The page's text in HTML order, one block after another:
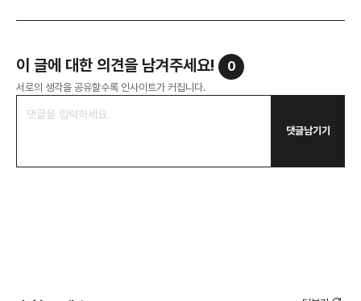
이 글에 대한 의견을 남겨주세요! 0
서로의 생각을 공유할수록 인사이트가 커집니다.
댓글남기기